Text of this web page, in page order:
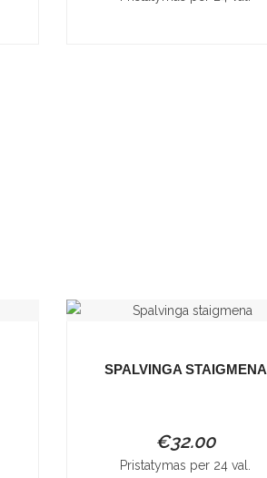
SPALVINGA STAIGMENA
€32.00
Pristatymas per 24 val.